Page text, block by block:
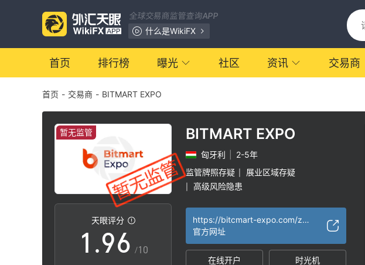
全球交易商监管查询APP
什么是WikiFX
首页 排行榜 曝光 社区 资讯 交易商
首页 - 交易商 - BITMART EXPO
暂无监管
天眼评分
0
1 .
3
4
5
6
7
8
9
0
1
2
3
4
5
6 /10
BITMART EXPO
匈牙利
2-5年
监管牌照存疑
展业区域存疑
高级风险隐患
https://bitcmart-expo.com/zh/index.html
官方网址
在线开户 时光机